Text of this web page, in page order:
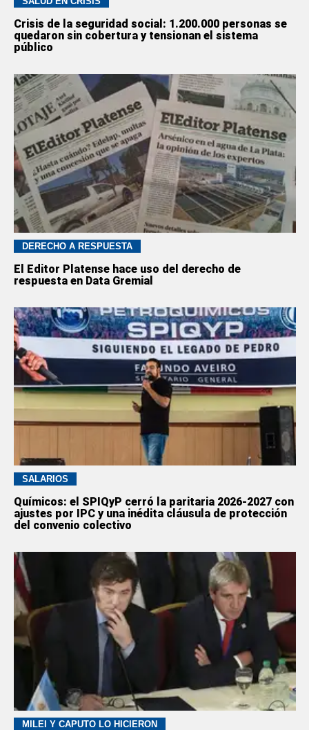
Crisis de la seguridad social: 1.200.000 personas se
quedaron sin cobertura y tensionan el sistema
público
DERECHO A RESPUESTA
El Editor Platense hace uso del derecho de
respuesta en Data Gremial
SALARIOS
Químicos: el SPIQyP cerró la paritaria 2026-2027 con
ajustes por IPC y una inédita cláusula de protección
del convenio colectivo
MILEI Y CAPUTO LO HICIERON